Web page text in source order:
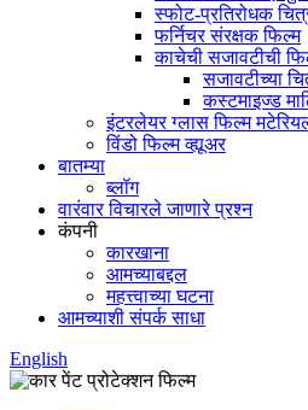
स्फोट-प्रतिरोधक
फर्निचर संरक्षक फिल्म
काचेची सजावटीची
सजावटीच्या
कस्टमाइज्ड
इंटरलेयर ग्लास फिल्म
विंडो फिल्म व्ह्यूअर
बातम्या
ब्लॉग
वारंवार विचारले जाणारे प्रश्न
कंपनी
कारखाना
आमच्याबद्दल
महत्त्वाच्या घटना
आमच्याशी संपर्क साधा
English